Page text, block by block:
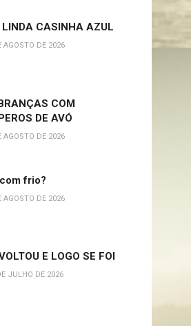
LINDA CASINHA AZUL
AGOSTO DE 2026
COM
DE AVÓ
AGOSTO DE 2026
frio?
AGOSTO DE 2026
E LOGO SE FOI
JULHO DE 2026